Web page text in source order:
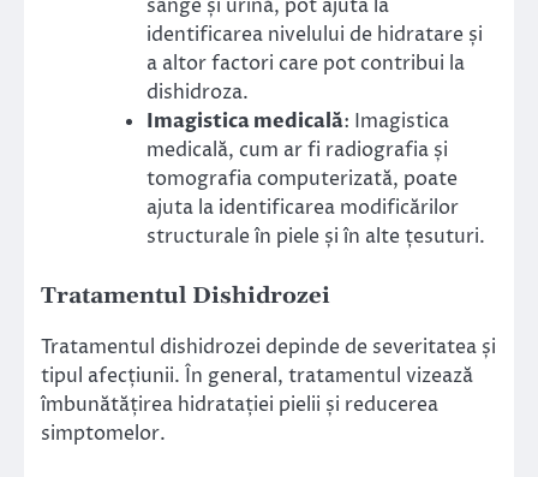
sânge și urină, pot ajuta la
identificarea nivelului de hidratare și
a altor factori care pot contribui la
dishidroza.
Imagistica medicală: Imagistica
medicală, cum ar fi radiografia și
tomografia computerizată, poate
ajuta la identificarea modificărilor
structurale în piele și în alte țesuturi.
Tratamentul Dishidrozei
Tratamentul dishidrozei depinde de severitatea și
tipul afecțiunii. În general, tratamentul vizează
îmbunătățirea hidratației pielii și reducerea
simptomelor.